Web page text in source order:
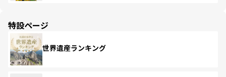
特設ページ
世界遺産ランキング